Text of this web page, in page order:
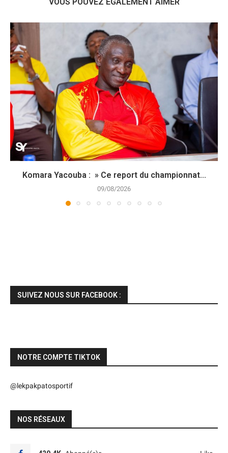
VOUS POUVEZ ÉGALEMENT AIMER
Komara Yacouba : » Ce report du championnat...
09/08/2026
SUIVEZ NOUS SUR FACEBOOK :
NOTRE COMPTE TIKTOK
@lekpakpatosportif
NOS RÉSEAUX